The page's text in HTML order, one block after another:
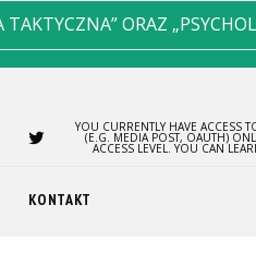
ORAZ
YOU CURRENTLY HAVE ACCESS
(E.G. MEDIA POST, OAUTH)
ACCESS LEVEL. YOU CAN
KONTAKT